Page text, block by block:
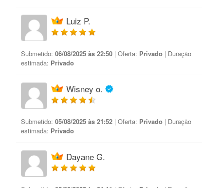
Luiz P.
Submetido: 06/08/2025 às 22:50 | Oferta: Privado | Duração
estimada: Privado
Wisney o.
Submetido: 05/08/2025 às 21:52 | Oferta: Privado | Duração
estimada: Privado
Dayane G.